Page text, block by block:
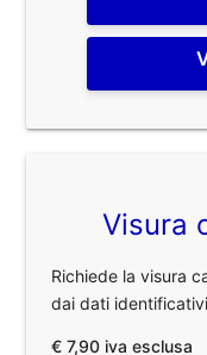
Visura
Richiede la visura
dai dati
€ 7,90 iva esclusa